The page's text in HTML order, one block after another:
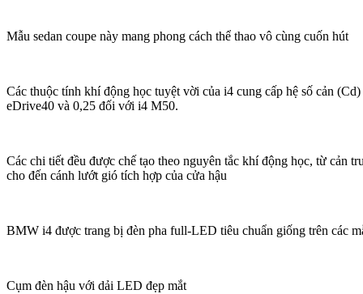
Mẫu sedan coupe này mang phong cách thể thao vô cùng cuốn hút
Các thuộc tính khí động học tuyệt vời của i4 cung cấp hệ số cản
eDrive40 và 0,25 đối với i4 M50.
Các chi tiết đều được chế tạo theo nguyên tắc khí động học, từ cản
cho đến cánh lướt gió tích hợp của cửa hậu
BMW i4 được trang bị đèn pha full-LED tiêu chuẩn giống trên các
Cụm đèn hậu với dải LED đẹp mắt